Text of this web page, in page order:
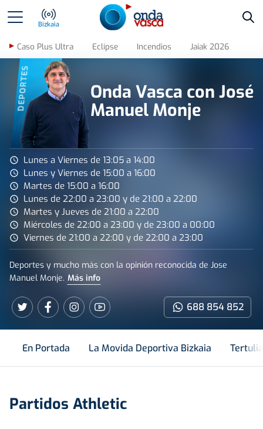
Bizkaia
Caso Plus Ultra Eclipse Incendios Jaiak 2026
DEPORTES
Onda Vasca con José
Manuel Monje
Lunes a Viernes de 13:05 a 14:00
Lunes y Viernes de 15:00 a 16:00
Martes de 15:00 a 16:00
Lunes de 22:00 a 23:00 y de 21:00 a 22:00
Martes y Jueves de 21:00 a 22:00
Miércoles de 22:00 a 23:00 y de 23:00 a 00:00
Viernes de 21:00 a 22:00 y de 22:00 a 23:00
Deportes y mucho más con la opinión reconocida de Jose
Manuel Monje. Más info
688 854 852
En Portada La Movida Deportiva Bizkaia
Partidos Athletic